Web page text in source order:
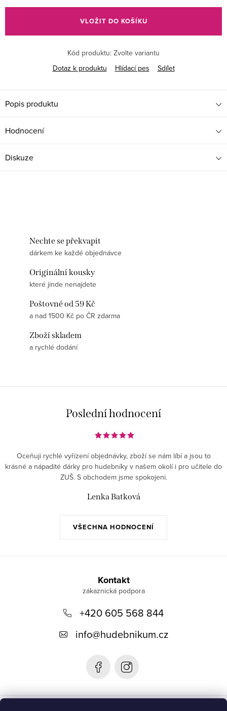
cena:
VLOŽIT DO KOŠÍKU
Kód produktu: Zvolte variantu
Dotaz k produktu
Hlídací pes Sdílet
Popis produktu
Hodnocení
Diskuze
Nechte se překvapit
dárkem ke každé objednávce
Originální kousky
které jinde nenajdete
Poštovné od 59 Kč
a nad 1500 Kč po ČR zdarma
Zboží skladem
a rychlé dodání
Poslední hodnocení
VŠECHNA HODNOCENÍ
Oceňuji rychlé vyřízení objednávky, zboží se nám líbí a jsou to
krásné a nápadité dárky pro hudebníky v našem okolí i pro učitele do
ZUŠ. S obchodem jsme spokojeni.
Lenka Batková
Kontakt
+420 605 568 844
info@hudebnikum.cz